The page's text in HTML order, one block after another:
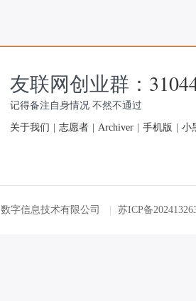
友联网创业群：
记得备注自身情况 不然不通过
关于我们 志愿者 Archiver 手机版 小
字信息技术有限公司 苏ICP备